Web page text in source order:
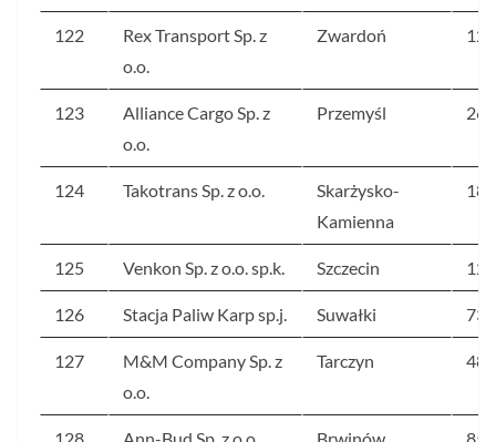
122
Rex Transport Sp. z
o.o.
Zwardoń 120
123
Alliance Cargo Sp. z
o.o.
Przemyśl 262
124 Takotrans Sp. z o.o.
Skarżysko-
Kamienna
184
125 Venkon Sp. z o.o. sp.k. Szczecin 122
126 Stacja Paliw Karp sp.j. Suwałki 732
127
M&M Company Sp. z
o.o.
Tarczyn 482
128 Ann-Bud Sp. z o.o. Brwinów 85